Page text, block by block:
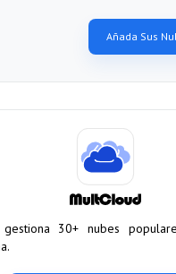
Añada Sus
30+ nubes